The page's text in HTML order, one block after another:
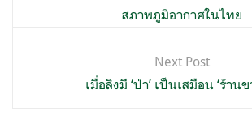
สภาพภูมิอากาศในไทย
Next Post
เมื่อลิงมี ‘ป่า’ เป็นเสมือน ‘ร้านข